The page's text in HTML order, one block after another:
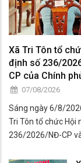
Xã Tri Tôn tổ
định số 236/
CP của Chính
07/08/2026
Sáng ngày 6/8/
Tri Tôn tổ chức Hội
236/2026/NĐ-CP